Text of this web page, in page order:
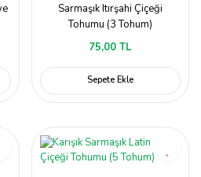
Sarmaşık Itırşahi Çiçeği
Tohumu (3 Tohum)
75,00 TL
Sepete Ekle